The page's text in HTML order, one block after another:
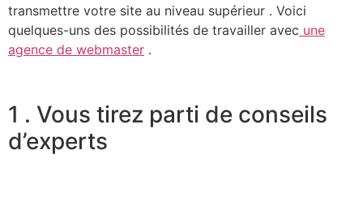
transmettre votre site au niveau supérieur . Voici
quelques-uns des possibilités de travailler avec une
agence de webmaster .
1 . Vous tirez parti de conseils
d’experts